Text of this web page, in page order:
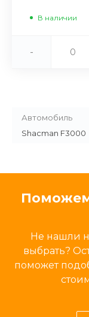
В наличии
-
Автомобиль
Shacman F3000
Не нашли
выбрать?
поможет